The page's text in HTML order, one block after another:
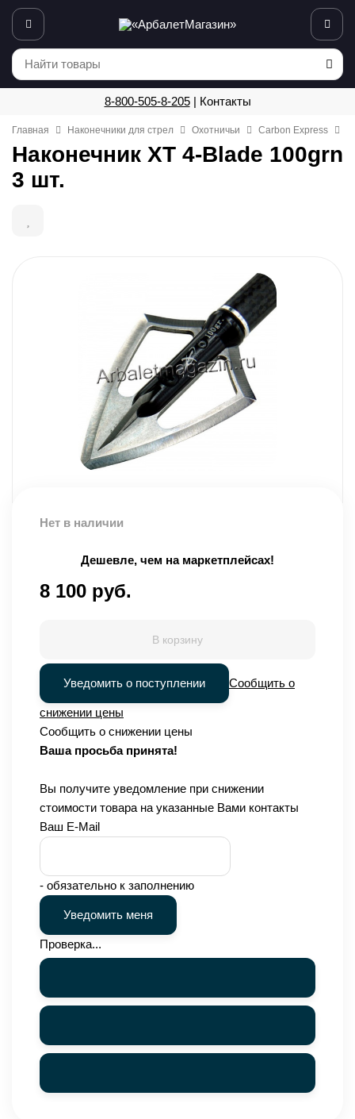
8-800-505-8-205| Контакты
Главная Наконечники для стрел Охотничьи Carbon Express
Наконечник XT 4-Blade 100grn
3 шт.
Нет в наличии
Дешевле, чем на маркетплейсах!
8 100 руб.
В корзину
Уведомить о поступлении Сообщить о
снижении цены
Сообщить о снижении цены
Ваша просьба принята!
Вы получите уведомление при снижении
стоимости товара на указанные Вами контакты
Ваш E-Mail
- обязательно к заполнению
Проверка...